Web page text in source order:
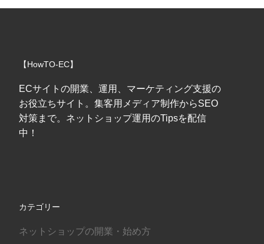
【HowTO-EC】
ECサイトの開業、運用、マーケティング支援の
お役立ちサイト。集客用メディア制作からSEO
対策まで。ネットショップ運用のTipsを配信
中！
カテゴリー
ネットショップの開業・始め方